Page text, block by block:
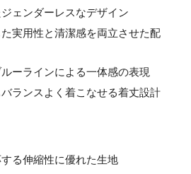
ェンダーレスなデザイン
実用性と清潔感を両立させた配
ーラインによる一体感の表現
ランスよく着こなせる着丈設計
る伸縮性に優れた生地